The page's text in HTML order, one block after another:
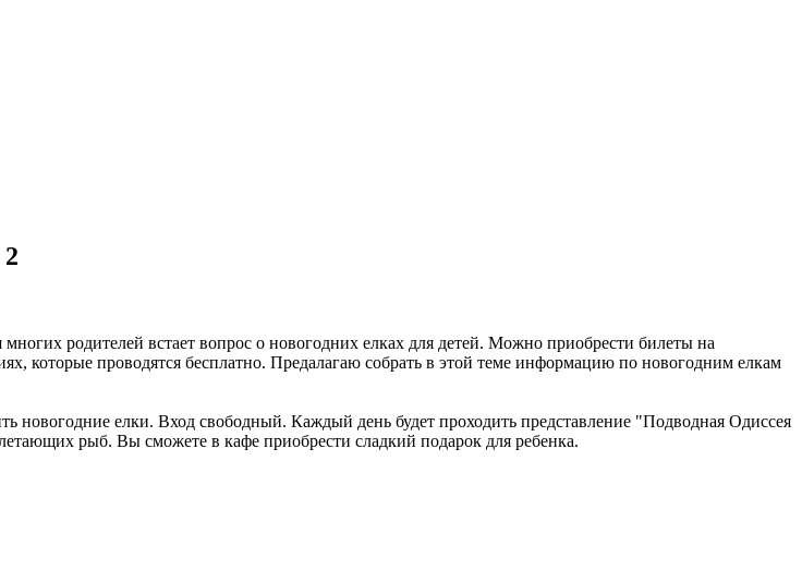
родителей встает вопрос о новогодних елках для детей. Можно приобрести билеты на
которые проводятся бесплатно. Предалагаю собрать в этой теме информацию по новогодним елкам
новогодние елки. Вход свободный. Каждый день будет проходить представление "Подводная Одиссея
рыб. Вы сможете в кафе приобрести сладкий подарок для ребенка.